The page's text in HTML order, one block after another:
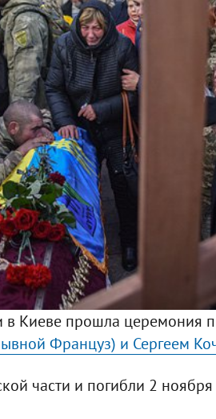
в Киеве прошла церемония
Француз) и Сергеем
части и погибли 2